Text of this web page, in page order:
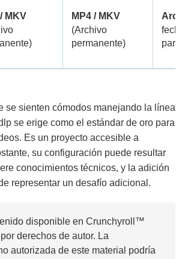
MKV
MP4 / MKV
(Archivo
permanente)
para
se sienten cómodos manejando la línea
se erige como el estándar de oro para
Es un proyecto accesible a
su configuración puede resultar
conocimientos técnicos, y la adición
representar un desafío adicional.
disponible en Crunchyroll™
derechos de autor. La
autorizada de este material podría